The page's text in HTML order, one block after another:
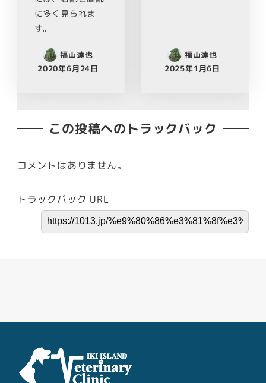
に多く見られま
す。
福山達也
2020年6月24日
福山達也
2025年1月6日
この投稿へのトラックバック
コメントはありません。
トラックバック URL